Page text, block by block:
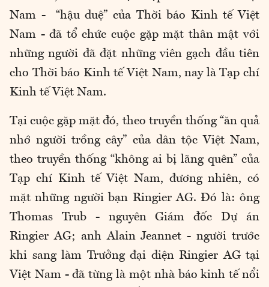
Nam - “hậu duệ” của Thời báo Kinh tế Việt
Nam - đã tổ chức cuộc gặp mặt thân mật với
những người đã đặt những viên gạch đầu tiên
cho Thời báo Kinh tế Việt Nam, nay là Tạp chí
Kinh tế Việt Nam.
Tại cuộc gặp mặt đó, theo truyền thống “ăn quả
nhớ người trồng cây” của dân tộc Việt Nam,
theo truyền thống “không ai bị lãng quên” của
Tạp chí Kinh tế Việt Nam, đương nhiên, có
mặt những người bạn Ringier AG. Đó là: ông
Thomas Trub - nguyên Giám đốc Dự án
Ringier AG; anh Alain Jeannet - người trước
khi sang làm Trưởng đại diện Ringier AG tại
Việt Nam - đã từng là một nhà báo kinh tế nổi